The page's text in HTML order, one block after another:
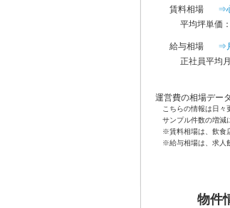
賃料相場
⇒
平均坪単価
給与相場
⇒
正社員平均
運営費の相場デー
こちらの情報は日々
サンプル件数の増減
※賃料相場は、飲食
※給与相場は、求人
物件